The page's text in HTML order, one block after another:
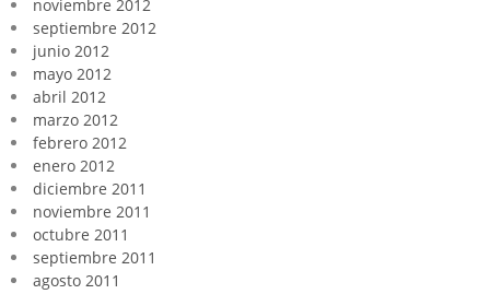
noviembre 2012
septiembre 2012
junio 2012
mayo 2012
abril 2012
marzo 2012
febrero 2012
enero 2012
diciembre 2011
noviembre 2011
octubre 2011
septiembre 2011
agosto 2011